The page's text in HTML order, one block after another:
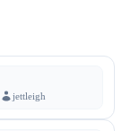
jettleigh